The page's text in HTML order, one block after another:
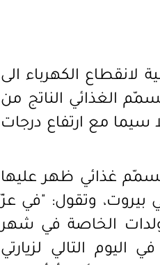
لانقطاع الكهرباء الى
الغذائي الناتج من
سيما مع ارتفاع درجات
تسمّم غذائي ظهر عليها
بيروت، وتقول: "في عزّ
الخاصة في شهر
التالي لزيارتي